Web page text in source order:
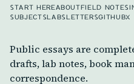
START HEREABOUT FIELD NOTES
SUBJECTS LABS LETTERSGITHUBX
Public essays are
drafts, lab notes, book
correspondence.